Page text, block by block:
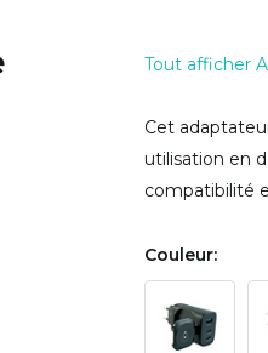
Tout afficher
Cet
utilisation en
compatibilité
Couleur: